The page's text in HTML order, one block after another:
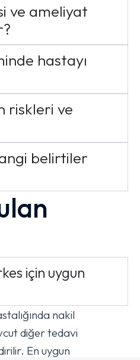
ve ameliyat
hastayı
riskleri ve
belirtiler
için uygun
nakil
diğer tedavi
En uygun